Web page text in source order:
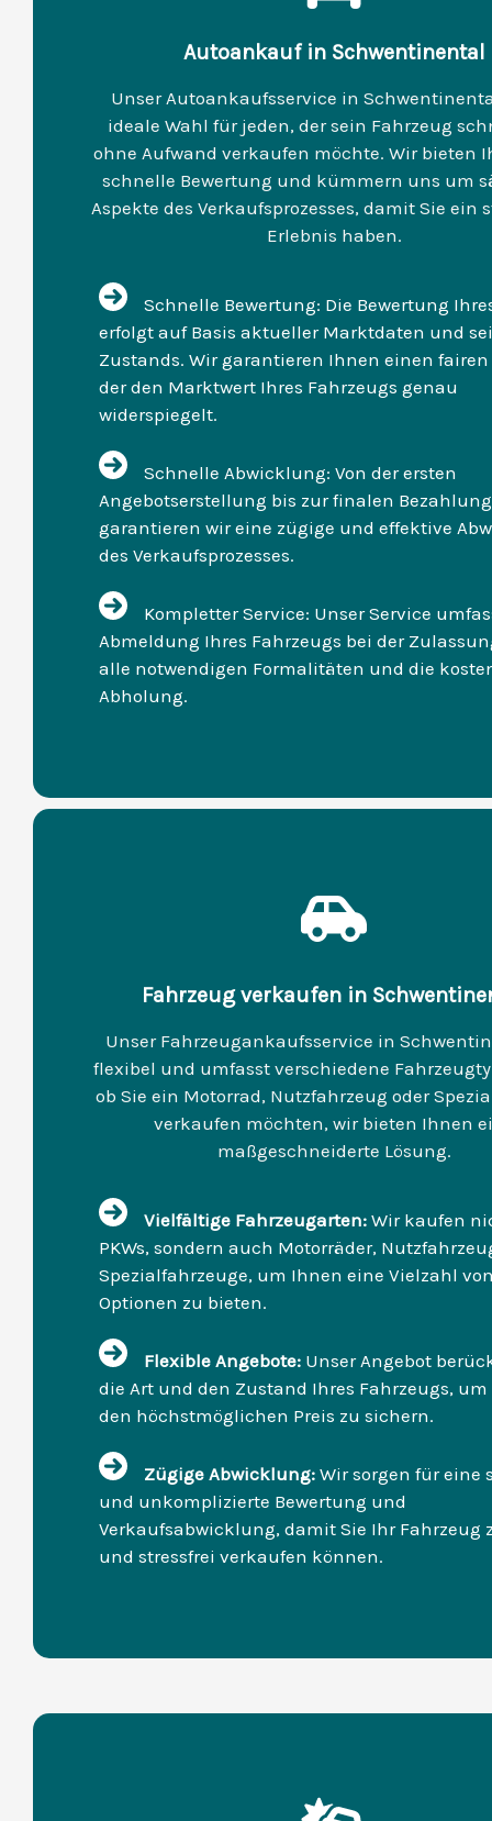
Autoankauf in Schwentinental
Unser Autoankaufsservice in
ideale Wahl für jeden, der sein Fahrzeug
ohne Aufwand verkaufen möchte. Wir bieten
schnelle Bewertung und kümmern uns um
Aspekte des Verkaufsprozesses, damit Sie ein
Erlebnis haben.
Schnelle Bewertung: Die Bewertung
erfolgt auf Basis aktueller Marktdaten und
Zustands. Wir garantieren Ihnen einen fairen
der den Marktwert Ihres Fahrzeugs genau
widerspiegelt.
Schnelle Abwicklung: Von der ersten
Angebotserstellung bis zur finalen Bezahlung
garantieren wir eine zügige und effektive
des Verkaufsprozesses.
Kompletter Service: Unser Service
Abmeldung Ihres Fahrzeugs bei der
alle notwendigen Formalitäten und die
Abholung.
Fahrzeug verkaufen in
Unser Fahrzeugankaufsservice in
flexibel und umfasst verschiedene
ob Sie ein Motorrad, Nutzfahrzeug oder
verkaufen möchten, wir bieten Ihnen
maßgeschneiderte Lösung.
Vielfältige Fahrzeugarten: Wir kaufen
PKWs, sondern auch Motorräder,
Spezialfahrzeuge, um Ihnen eine Vielzahl
Optionen zu bieten.
Flexible Angebote: Unser Angebot
die Art und den Zustand Ihres Fahrzeugs,
den höchstmöglichen Preis zu sichern.
Zügige Abwicklung: Wir sorgen für eine
und unkomplizierte Bewertung und
Verkaufsabwicklung, damit Sie Ihr Fahrzeug
und stressfrei verkaufen können.